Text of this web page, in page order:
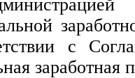
с
заработная